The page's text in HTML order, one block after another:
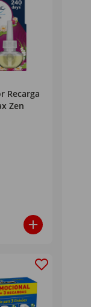
Recarga
Zen